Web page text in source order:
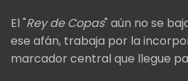
El "Rey de Copas" aún no se
ese afán, trabaja por la
marcador central que llegue